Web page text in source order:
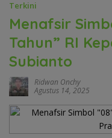
Terkini
Menafsir
Tahun” RI
Subianto
Ridwan Onchy
Agustus 14, 2025